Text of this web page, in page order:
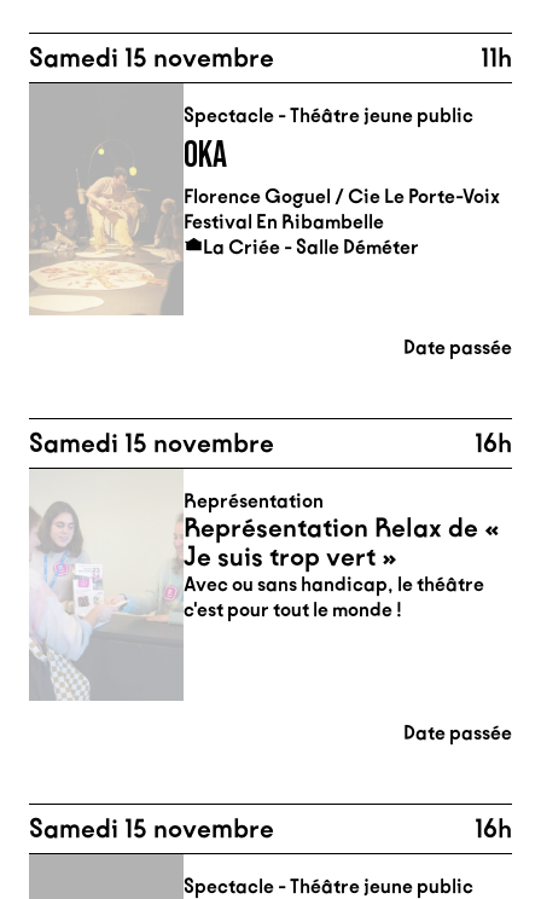
Samedi 15 novembre 11h
Spectacle - Théâtre jeune public
OKA
Florence Goguel / Cie Le Porte-Voix
Festival En Ribambelle
La Criée - Salle Déméter
Date passée
Samedi 15 novembre 16h
Représentation
Représentation Relax de «
Je suis trop vert »
Avec ou sans handicap, le théâtre
c'est pour tout le monde !
Date passée
Samedi 15 novembre 16h
Spectacle - Théâtre jeune public